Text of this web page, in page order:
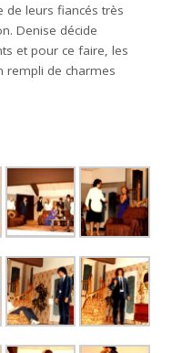
de leurs fiancés très
Denise décide
et pour ce faire, les
rempli de charmes